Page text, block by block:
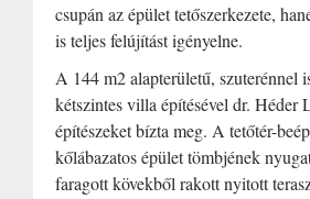
csupán az épület tetőszerkezete,
is teljes felújítást igényelne.
A 144 m2 alapterületű, szuterénnel
kétszintes villa építésével dr. Héder
építészeket bízta meg. A tetőtér-
kőlábazatos épület tömbjének
faragott kövekből rakott nyitott